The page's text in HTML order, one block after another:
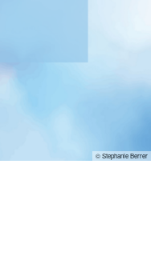
© Stephanie Berrer